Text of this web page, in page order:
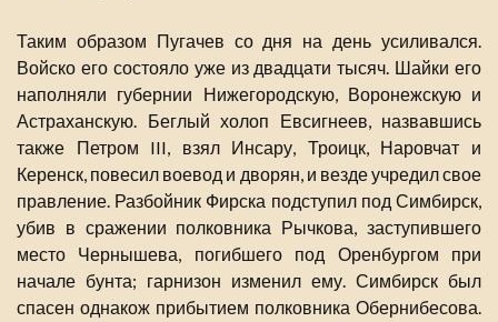
Таким образом Пугачев со дня на день усиливался.
Войско его состояло уже из двадцати тысяч. Шайки его
наполняли губернии Нижегородскую, Воронежскую и
Астраханскую. Беглый холоп Евсигнеев, назвавшись
также Петром III, взял Инсару, Троицк, Наровчат и
Керенск, повесил воевод и дворян, и везде учредил свое
правление. Разбойник Фирска подступил под Симбирск,
убив в сражении полковника Рычкова, заступившего
место Чернышева, погибшего под Оренбургом при
начале бунта; гарнизон изменил ему. Симбирск был
спасен однакож прибытием полковника Обернибесова.